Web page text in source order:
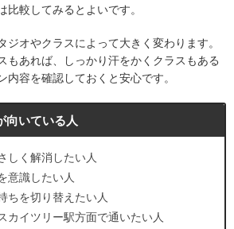
比較してみるとよいです。
ジオやクラスによって大きく変わります。
もあれば、しっかり汗をかくクラスもある
内容を確認しておくと安心です。
向いている人
しく解消したい人
意識したい人
ちを切り替えたい人
カイツリー駅方面で通いたい人